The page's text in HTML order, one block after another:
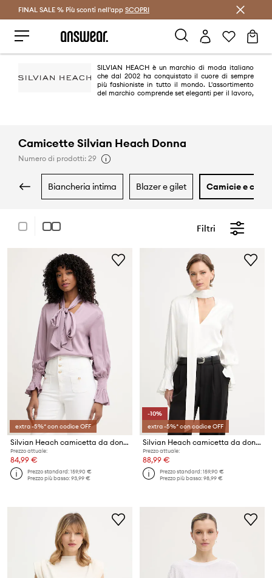
Risparmia con Answear Club >
FINAL SALE % Più sconti nell'app SCOPRI
SILVIAN HEACH è un marchio di moda italiano
che dal 2002 ha conquistato il cuore di sempre
più fashioniste in tutto il mondo. L'assortimento
del marchio comprende set eleganti per il lavoro,
Camicette Silvian Heach Donna
Numero di prodotti: 29
biancheria intima blazer e gilet camicie e
Filtri
extra -5%* con codice OFF
Silvian Heach camicetta da donna con viscosa SALIS
Prezzo attuale:
84,99 €
Prezzo standard:159,90 €
Prezzo più basso:93,99 €
-10%
extra -5%* con codice OFF
Silvian Heach camicetta da donna con viscosa SALIS
Prezzo attuale:
88,99 €
Prezzo standard:159,90 €
Prezzo più basso:98,99 €